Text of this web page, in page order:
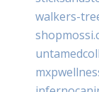
walkers-